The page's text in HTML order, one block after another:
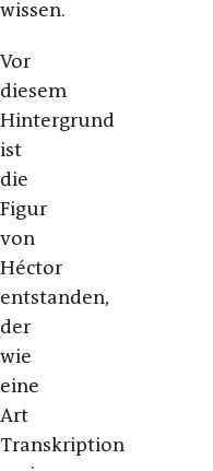
wissen.
Vor
diesem
Hintergrund
ist
die
Figur
von
Héctor
entstanden,
der
wie
eine
Art
Transkription